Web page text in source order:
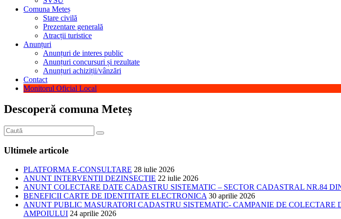
Comuna Meteș
Stare civilă
Prezentare generală
Atracții turistice
Anunțuri
Anunțuri de interes public
Anunțuri concursuri și rezultate
Anunțuri achiziții/vânzări
Contact
Monitorul Oficial Local
Descoperă comuna Meteș
Ultimele articole
PLATFORMA E-CONSULTARE 28 iulie 2026
ANUNT INTERVENTII DEZINSECTIE 22 iulie 2026
ANUNT COLECTARE DATE CADASTRU SISTEMATIC – SECTOR CADASTRAL NR.84
BENEFICII CARTE DE IDENTITATE ELECTRONICA 30 aprilie 2026
ANUNT PUBLIC MASURATORI CADASTRU SISTEMATIC- CAMPANIE DE COLECTARE
AMPOIULUI 24 aprilie 2026